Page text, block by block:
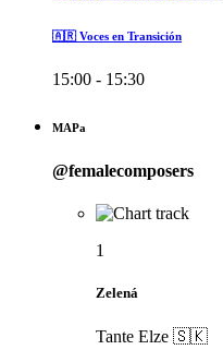
🇦🇷 Voces en Transición
15:00 - 15:30
MAPa
@femalecomposers
1
Zelená
Tante Elze 🇸🇰